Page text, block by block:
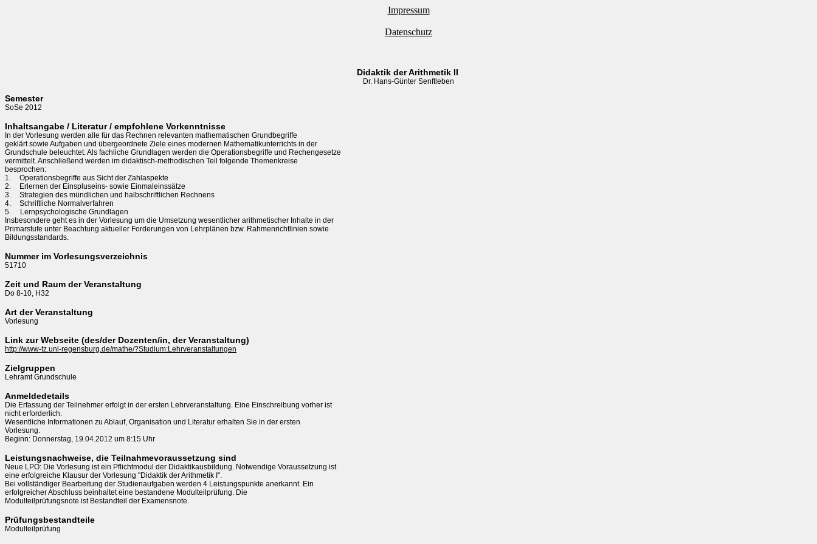
Impressum
Datenschutz
Didaktik der Arithmetik II
Dr. Hans-Günter Senftleben
Semester
SoSe 2012
Inhaltsangabe / Literatur / empfohlene Vorkenntnisse
In der Vorlesung werden alle für das Rechnen relevanten mathematischen Grundbegriffe
geklärt sowie Aufgaben und übergeordnete Ziele eines modernen Mathematikunterrichts in der
Grundschule beleuchtet. Als fachliche Grundlagen werden die Operationsbegriffe und Rechengesetze
vermittelt. Anschließend werden im didaktisch-methodischen Teil folgende Themenkreise
besprochen:
1.	Operationsbegriffe aus Sicht der Zahlaspekte
2.	Erlernen der Einspluseins- sowie Einmaleinssätze
3.	Strategien des mündlichen und halbschriftlichen Rechnens
4.	Schriftliche Normalverfahren
5.     Lernpsychologische Grundlagen
Insbesondere geht es in der Vorlesung um die Umsetzung wesentlicher arithmetischer Inhalte in der
Primarstufe unter Beachtung aktueller Forderungen von Lehrplänen bzw. Rahmenrichtlinien sowie
Nummer im Vorlesungsverzeichnis
51710
Zeit und Raum der Veranstaltung
Do 8-10, H32
Art der Veranstaltung
Vorlesung
Link zur Webseite (des/der Dozenten/in, der Veranstaltung)
http://www-tz.uni-regensburg.de/mathe/?Studium:Lehrveranstaltungen
Zielgruppen
Lehramt Grundschule
Anmeldedetails
Die Erfassung der Teilnehmer erfolgt in der ersten Lehrveranstaltung. Eine Einschreibung vorher ist
nicht erforderlich.
Wesentliche Informationen zu Ablauf, Organisation und Literatur erhalten Sie in der ersten
Vorlesung.
Beginn: Donnerstag, 19.04.2012 um 8:15 Uhr
Leistungsnachweise, die Teilnahmevoraussetzung sind
Neue LPO: Die Vorlesung ist ein Pflichtmodul der Didaktikausbildung. Notwendige Voraussetzung ist
eine erfolgreiche Klausur der Vorlesung "Didaktik der Arithmetik I".
Bei vollständiger Bearbeitung der Studienaufgaben werden 4 Leistungspunkte anerkannt. Ein
erfolgreicher Abschluss beinhaltet eine bestandene Modulteilprüfung. Die
Modulteilprüfungsnote ist Bestandteil der Examensnote.
Prüfungsbestandteile
Modulteilprüfung